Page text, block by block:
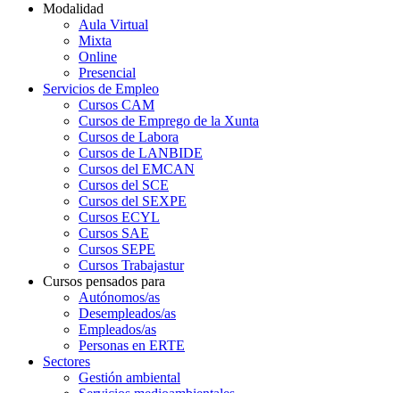
Modalidad
Aula Virtual
Mixta
Online
Presencial
Servicios de Empleo
Cursos CAM
Cursos de Emprego de la Xunta
Cursos de Labora
Cursos de LANBIDE
Cursos del EMCAN
Cursos del SCE
Cursos del SEXPE
Cursos ECYL
Cursos SAE
Cursos SEPE
Cursos Trabajastur
Cursos pensados para
Autónomos/as
Desempleados/as
Empleados/as
Personas en ERTE
Sectores
Gestión ambiental